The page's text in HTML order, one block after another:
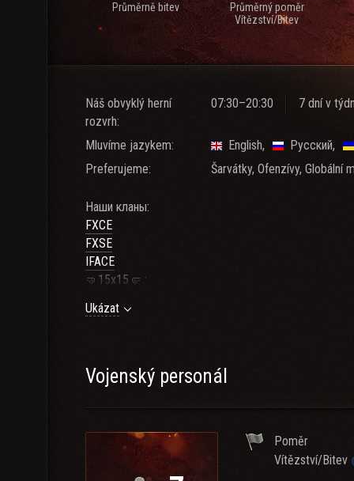
Průměrně bitev
Průměrný poměr
Vítězství/Bitev
Náš obvyklý herní
rozvrh:
07:30–20:30 7 dní v
Mluvíme jazykem: English
Русский
Preferujeme:
Šarvátky, Ofenzívy, Globální
Наши кланы:
FXCE
FXSE
IFACE
🤜15х15🤛 :
3 место Глобальной карты - Лето 2025
1 место Клановая потасовка Март 2026 (Команда
💥7х7💥:
14 место Манёвры Ноябрь 2025
FXCE (71 танк , 11 ЛГК)
Ukázat
Vojenský personál
Poměr
Vítězství/Bitev